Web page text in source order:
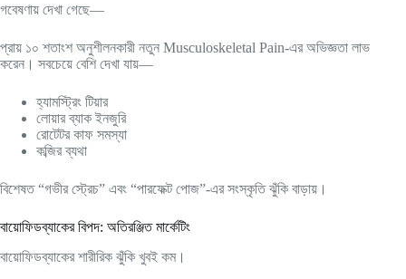
গবেষণায় দেখা গেছে—
প্রায় ১০ শতাংশ অনুশীলনকারী নতুন Musculoskeletal Pain-এর অভিজ্ঞতা লাভ
করেন। সবচেয়ে বেশি দেখা যায়—
হ্যামস্ট্রিং টিয়ার
লোয়ার ব্যাক ইনজুরি
রোটেটর কাফ সমস্যা
কব্জির ব্যথা
বিশেষত “গভীর স্ট্রেচ” এবং “পারফেক্ট পোজ”-এর সংস্কৃতি ঝুঁকি বাড়ায়।
বায়োফিডব্যাকের বিপদ: অতিরঞ্জিত মার্কেটিং
বায়োফিডব্যাকের শারীরিক ঝুঁকি খুবই কম।